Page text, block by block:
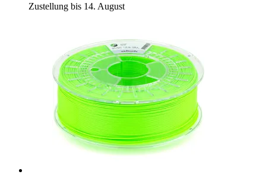
Zustellung bis 14. August